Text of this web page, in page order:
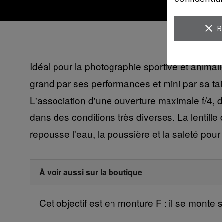
Idéal pour la photographie sportive et
grand par ses performances et mini par sa
L'association d'une ouverture maximale f/4,
dans des conditions très diverses. La
repousse l'eau, la poussière et la saleté
À voir aussi sur la boutique
Cet objectif est en monture F : il se
clear